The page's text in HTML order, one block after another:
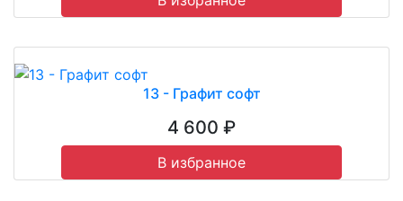
13 - Графит софт
4 600 ₽
В избранное